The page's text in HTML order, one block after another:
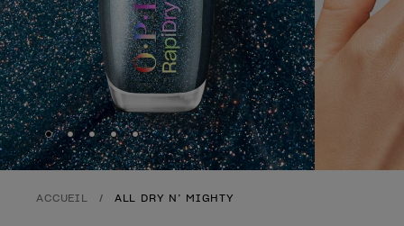
Skip to slide1
Skip to slide2
Skip to slide3
Skip to slide4
Skip to slide5
ACCUEIL ALL DRY N’ MIGHTY